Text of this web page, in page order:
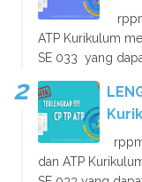
ATP Kurikulum
SE 033 yang
dan ATP